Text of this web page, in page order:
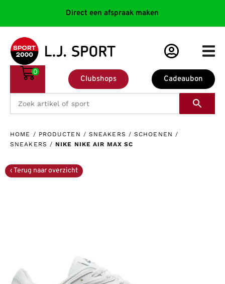
Direct een afspraak maken
Cadeaubon
Clubshops
0
HOME / PRODUCTEN / SNEAKERS /SCHOENEN /
SNEAKERS /NIKE NIKE AIR MAX SC